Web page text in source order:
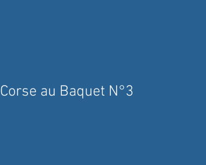
Corse au Baquet N°3